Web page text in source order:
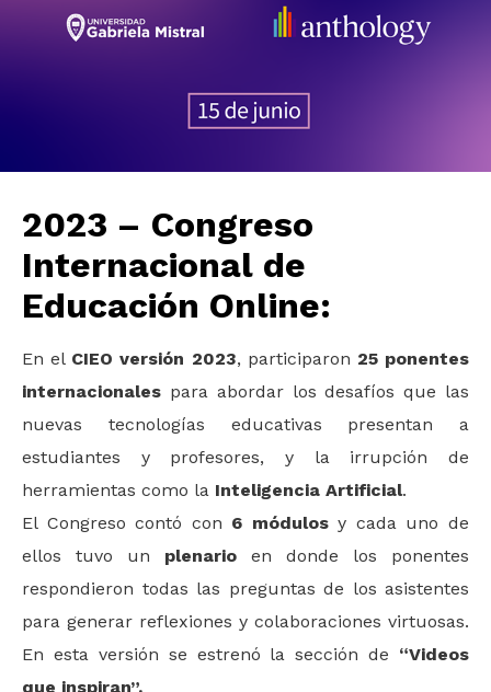
2023 – Congreso
Internacional de
Educación Online:
En el CIEO versión 2023, participaron 25 ponentes
internacionales para abordar los desafíos que las
nuevas tecnologías educativas presentan a
estudiantes y profesores, y la irrupción de
herramientas como la Inteligencia Artificial.
El Congreso contó con 6 módulosy cada uno de
ellos tuvo un plenario en donde los ponentes
respondieron todas las preguntas de los asistentes
para generar reflexiones y colaboraciones virtuosas.
En esta versión se estrenó la sección de “Videos
que inspiran”.